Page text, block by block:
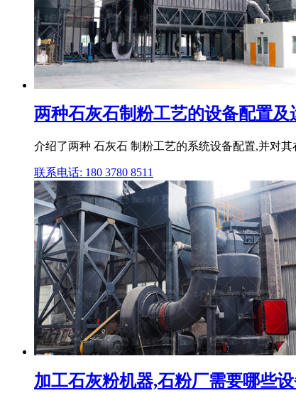
两种石灰石制粉工艺的设备配置
介绍了两种 石灰石 制粉工艺的系统设备配置,并对
联系电话: 180 3780 8511
加工石灰粉机器,石粉厂需要哪些